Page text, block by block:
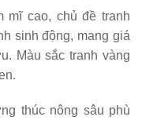
mĩ cao, chủ đề tranh
sinh động, mang giá
Màu sắc tranh vàng
thúc nông sâu phù